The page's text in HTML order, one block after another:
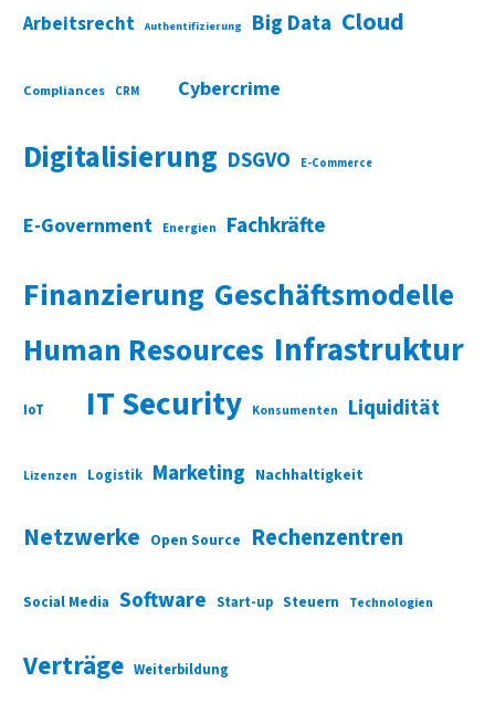
Arbeitsrecht Authentifizierung Big Data Cloud
Compliances CRM Cybercrime
Digitalisierung DSGVO E-Commerce
E-Government Energien Fachkräfte
Finanzierung Geschäftsmodelle
Human Resources Infrastruktur
IoT IT Security Konsumenten Liquidität
Lizenzen Logistik Marketing Nachhaltigkeit
Netzwerke Open Source Rechenzentren
Social Media Software Start-up Steuern Technologien
Verträge Weiterbildung